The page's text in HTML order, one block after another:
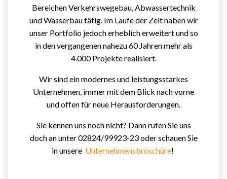
Bereichen Verkehrswegebau, Abwassertechnik
und Wasserbau tätig. Im Laufe der Zeit haben wir
unser Portfolio jedoch erheblich erweitert und so
in den vergangenen nahezu 60 Jahren mehr als
4.000 Projekte realisiert.
Wir sind ein modernes und leistungsstarkes
Unternehmen, immer mit dem Blick nach vorne
und offen für neue Herausforderungen.
Sie kennen uns noch nicht? Dann rufen Sie uns
doch an unter 02824/99923-23 oder schauen Sie
in unsere Unternehmensbroschüre!